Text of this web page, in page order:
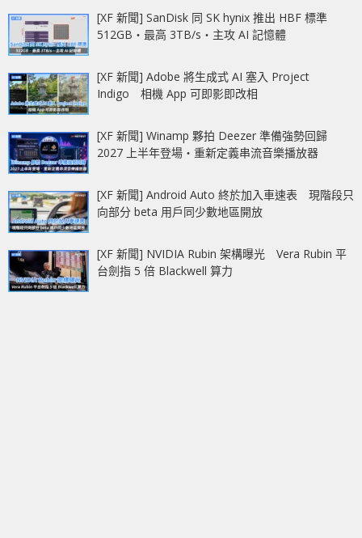
[XF 新聞] SanDisk 同 SK hynix 推出 HBF 標準
512GB‧最高 3TB/s‧主攻 AI 記憶體
[XF 新聞] Adobe 將生成式 AI 塞入 Project
Indigo 相機 App 可即影即改相
[XF 新聞] Winamp 夥拍 Deezer 準備強勢回歸
2027 上半年登場‧重新定義串流音樂播放器
[XF 新聞] Android Auto 終於加入車速表 現階段只
向部分 beta 用戶同少數地區開放
[XF 新聞] NVIDIA Rubin 架構曝光 Vera Rubin 平
台劍指 5 倍 Blackwell 算力